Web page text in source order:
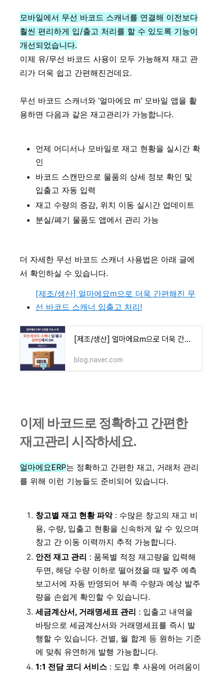
모바일에서 무선 바코드 스캐너를 연결해 이전보다
훨씬 편리하게 입/출고 처리를 할 수 있도록 기능이
개선되었습니다.
이제 유/무선 바코드 사용이 모두 가능해져 재고 관
리가 더욱 쉽고 간편해진건데요.
무선 바코드 스캐너와 ‘얼마에요 m’ 모바일 앱을 활
용하면 다음과 같은 재고관리가 가능합니다.
언제 어디서나 모바일로 재고 현황을 실시간 확
인
바코드 스캔만으로 물품의 상세 정보 확인 및
입출고 자동 입력
재고 수량의 증감, 위치 이동 실시간 업데이트
분실/폐기 물품도 앱에서 관리 가능
더 자세한 무선 바코드 스캐너 사용법은 아래 글에
서 확인하실 수 있습니다.
[제조/생산] 얼마에요m으로 더욱 간편해진 무
선 바코드 스캐너 입출고 처리!
[제조/생산] 얼마에요m으로 더욱 간편해진 무선 바코드 스캐너 입/출고 처리! 이제 모바일에서 유
blog.naver.com
이제 바코드로 정확하고 간편한
재고관리 시작하세요.
얼마에요ERP는 정확하고 간편한 재고, 거래처 관리
를 위해 이런 기능들도 준비되어 있습니다.
창고별 재고 현황 파악: 수많은 창고의 재고 비
용, 수량, 입출고 현황을 신속하게 알 수 있으며
창고 간 이동 이력까지 추적 가능합니다.
안전 재고 관리 : 품목별 적정 재고량을 입력해
두면, 해당 수량 이하로 떨어졌을 때 발주 예측
보고서에 자동 반영되어 부족 수량과 예상 발주
량을 손쉽게 확인할 수 있습니다.
세금계산서, 거래명세표 관리 : 입출고 내역을
바탕으로 세금계산서와 거래명세표를 즉시 발
행할 수 있습니다. 건별, 월 합계 등 원하는 기준
에 맞춰 유연하게 발행 가능합니다.
1:1 전담 코디 서비스 : 도입 후 사용에 어려움이